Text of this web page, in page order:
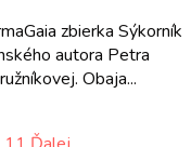
zbierka Sýkorník
autora Petra
Obaja...